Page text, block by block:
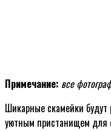
Примечание: все
Шикарные скамейки
уютным пристанищем для